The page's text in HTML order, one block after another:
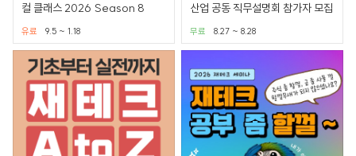
컬 클래스 2026 Season 8
9.5 ~ 1.18
유료
산업 공동 직무설명회 참가자 모집
8.27 ~ 8.28
무료